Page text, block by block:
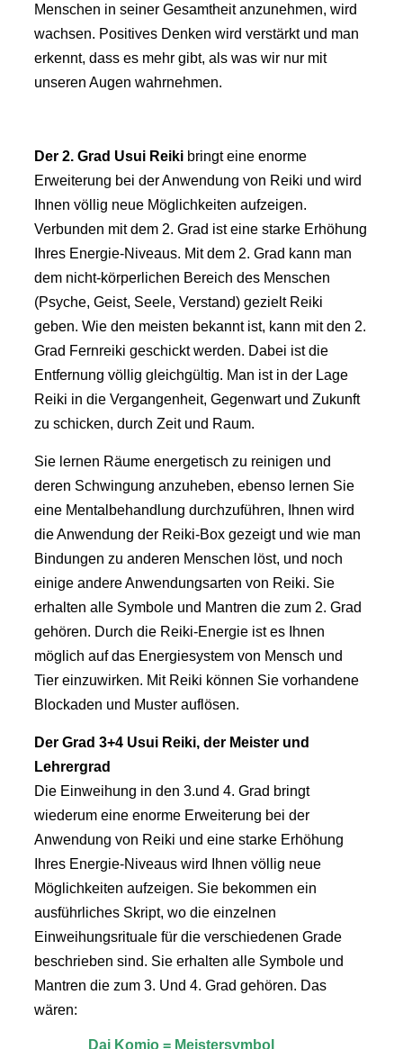
Menschen in seiner Gesamtheit anzunehmen, wird
wachsen. Positives Denken wird verstärkt und man
erkennt, dass es mehr gibt, als was wir nur mit
unseren Augen wahrnehmen.
Der 2. Grad Usui Reiki bringt eine enorme
Erweiterung bei der Anwendung von Reiki und wird
Ihnen völlig neue Möglichkeiten aufzeigen.
Verbunden mit dem 2. Grad ist eine starke Erhöhung
Ihres Energie-Niveaus. Mit dem 2. Grad kann man
dem nicht-körperlichen Bereich des Menschen
(Psyche, Geist, Seele, Verstand) gezielt Reiki
geben. Wie den meisten bekannt ist, kann mit den 2.
Grad Fernreiki geschickt werden. Dabei ist die
Entfernung völlig gleichgültig. Man ist in der Lage
Reiki in die Vergangenheit, Gegenwart und Zukunft
zu schicken, durch Zeit und Raum.
Sie lernen Räume energetisch zu reinigen und
deren Schwingung anzuheben, ebenso lernen Sie
eine Mentalbehandlung durchzuführen, Ihnen wird
die Anwendung der Reiki-Box gezeigt und wie man
Bindungen zu anderen Menschen löst, und noch
einige andere Anwendungsarten von Reiki. Sie
erhalten alle Symbole und Mantren die zum 2. Grad
gehören. Durch die Reiki-Energie ist es Ihnen
möglich auf das Energiesystem von Mensch und
Tier einzuwirken. Mit Reiki können Sie vorhandene
Blockaden und Muster auflösen.
Der Grad 3+4 Usui Reiki, der Meister und
Lehrergrad
Die Einweihung in den 3.und 4. Grad bringt
wiederum eine enorme Erweiterung bei der
Anwendung von Reiki und eine starke Erhöhung
Ihres Energie-Niveaus wird Ihnen völlig neue
Möglichkeiten aufzeigen. Sie bekommen ein
ausführliches Skript, wo die einzelnen
Einweihungsrituale für die verschiedenen Grade
beschrieben sind. Sie erhalten alle Symbole und
Mantren die zum 3. Und 4. Grad gehören. Das
wären:
Dai Komio = Meistersymbol